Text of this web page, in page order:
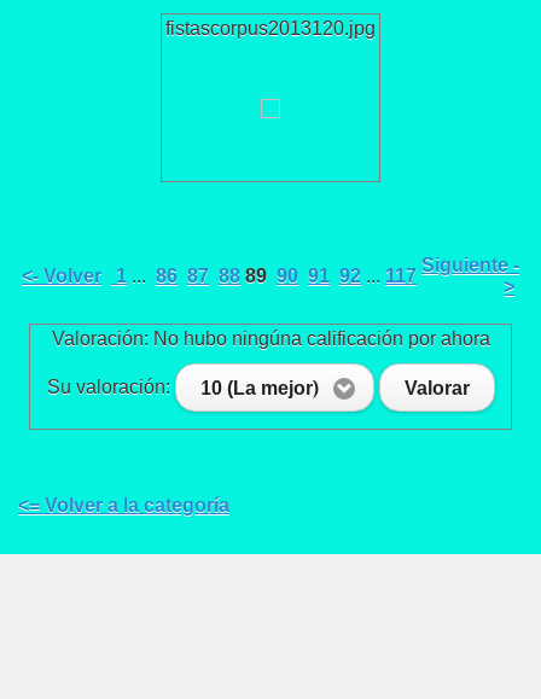
fistascorpus2013120.jpg
<- Volver 1 ... 86 87 88 89 90 91 92 ... 117
Siguiente -
>
Valoración: No hubo ningúna calificación por ahora
Su valoración: 10 (La mejor) Valorar
<= Volver a la categoría